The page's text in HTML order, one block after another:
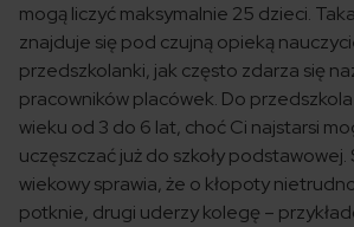
mogą liczyć maksymalnie 25 dzieci.
znajduje się pod czujną opieką
przedszkolanki, jak często zdarza się
pracowników placówek. Do
wieku od 3 do 6 lat, choć Ci najstarsi
uczęszczać już do szkoły podstawowej.
wiekowy sprawia, że o kłopoty
potknie, drugi uderzy kolegę –